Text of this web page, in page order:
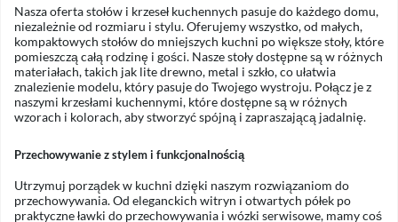
Nasza oferta stołów i krzeseł kuchennych pasuje do każdego domu,
niezależnie od rozmiaru i stylu. Oferujemy wszystko, od małych,
kompaktowych stołów do mniejszych kuchni po większe stoły, które
pomieszczą całą rodzinę i gości. Nasze stoły dostępne są w różnych
materiałach, takich jak lite drewno, metal i szkło, co ułatwia
znalezienie modelu, który pasuje do Twojego wystroju. Połącz je z
naszymi krzesłami kuchennymi, które dostępne są w różnych
wzorach i kolorach, aby stworzyć spójną i zapraszającą jadalnię.
Przechowywanie z stylem i funkcjonalnością
Utrzymuj porządek w kuchni dzięki naszym rozwiązaniom do
przechowywania. Od eleganckich witryn i otwartych półek po
praktyczne ławki do przechowywania i wózki serwisowe, mamy coś